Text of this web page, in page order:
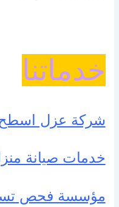
خدماتنا
شركة عزل اسطح
خدمات صيانة
مؤسسة فحص